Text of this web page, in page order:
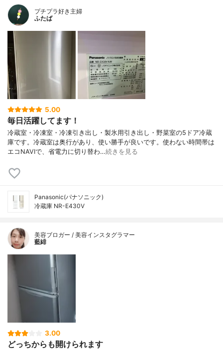
プチプラ好き主婦
ふたば
5.00
毎日活躍してます！
冷蔵室・冷凍室・冷凍引き出し・製氷用引き出し・野菜室の5ドア冷蔵
庫です。冷蔵室は奥行があり、使い勝手が良いです。使わない時間帯は
エコNAVIで、省電力に切り替わ…続きを見る
Panasonic(パナソニック)
冷蔵庫 NR-E430V
美容ブロガー / 美容インスタグラマー
藍緋
3.00
どっちからも開けられます